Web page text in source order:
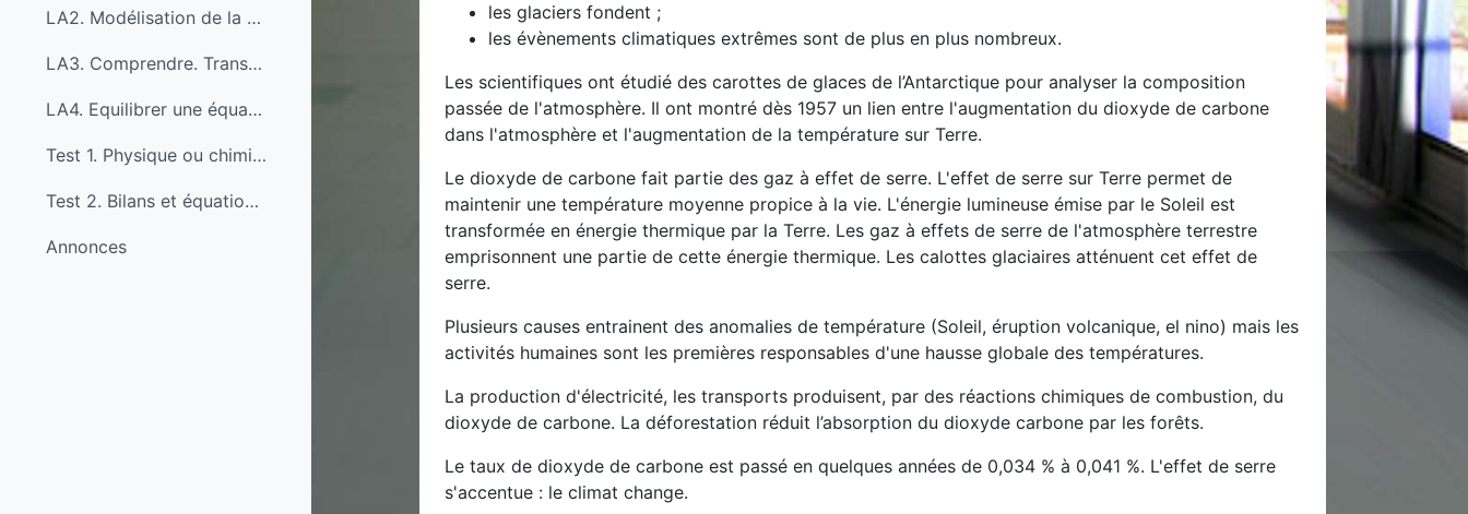
LA2. Modélisation de la combustion du méthane
LA3. Comprendre. Transformation chimique : synthèse de l'eau
LA4. Equilibrer une équation-bilan
Test 1. Physique ou chimique ?
Test 2. Bilans et équations-bilans
Annonces
les glaciers fondent ;
les évènements climatiques extrêmes sont de plus en plus nombreux.
Les scientifiques ont étudié des carottes de glaces de l’Antarctique pour analyser la composition
passée de l'atmosphère. Il ont montré dès 1957 un lien entre l'augmentation du dioxyde de carbone
dans l'atmosphère et l'augmentation de la température sur Terre.
Le dioxyde de carbone fait partie des gaz à effet de serre. L'effet de serre sur Terre permet de
maintenir une température moyenne propice à la vie. L'énergie lumineuse émise par le Soleil est
transformée en énergie thermique par la Terre. Les gaz à effets de serre de l'atmosphère terrestre
emprisonnent une partie de cette énergie thermique. Les calottes glaciaires atténuent cet effet de
serre.
Plusieurs causes entrainent des anomalies de température (Soleil, éruption volcanique, el nino) mais les
activités humaines sont les premières responsables d'une hausse globale des températures.
La production d'électricité, les transports produisent, par des réactions chimiques de combustion, du
dioxyde de carbone. La déforestation réduit l’absorption du dioxyde carbone par les forêts.
Le taux de dioxyde de carbone est passé en quelques années de 0,034 % à 0,041 %. L'effet de serre
s'accentue : le climat change.